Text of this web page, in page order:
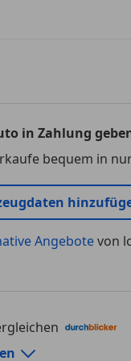
in Zahlung
bequem in
Angebotevon
von